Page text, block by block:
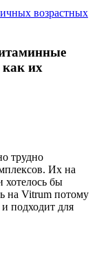
возрастных
их
трудно
Их на
хотелось бы
на Vitrum потому
подходит для